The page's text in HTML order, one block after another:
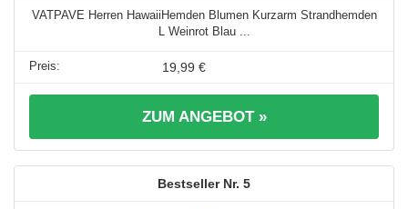
VATPAVE Herren HawaiiHemden Blumen Kurzarm Strandhemden
L Weinrot Blau ...
19,99 €
ZUM ANGEBOT »
5